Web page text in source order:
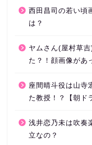
西田昌司の若い頃
は？
ヤムさん(屋村草
た？！顔画像があ
座間晴斗役は山寺
た教授！？【朝ド
浅井恋乃未は吹奏
立なの？